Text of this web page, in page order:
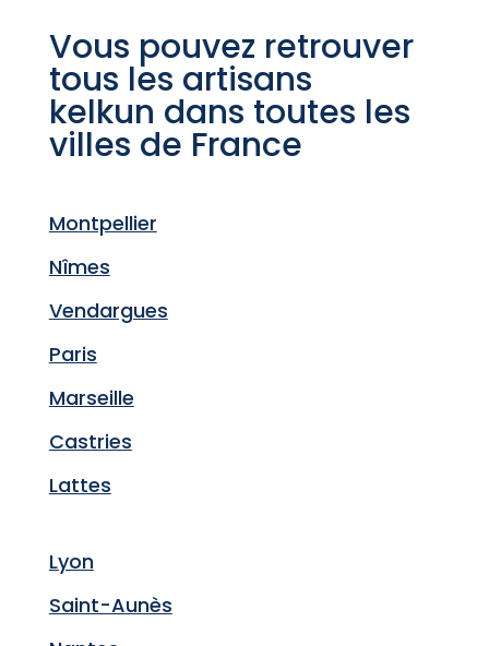
Vous pouvez retrouver
tous les artisans
kelkun dans toutes les
villes de France
Montpellier
Nîmes
Vendargues
Paris
Marseille
Castries
Lattes
Lyon
Saint-Aunès